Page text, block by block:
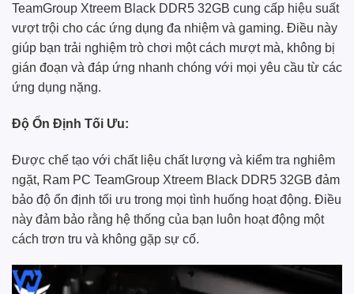
TeamGroup Xtreem Black DDR5 32GB cung cấp hiệu suất
vượt trội cho các ứng dụng đa nhiệm và gaming. Điều này
giúp bạn trải nghiệm trò chơi một cách mượt mà, không bị
gián đoạn và đáp ứng nhanh chóng với mọi yêu cầu từ các
ứng dụng nặng.
Độ Ổn Định Tối Ưu:
Được chế tạo với chất liệu chất lượng và kiểm tra nghiêm
ngặt, Ram PC TeamGroup Xtreem Black DDR5 32GB đảm
bảo độ ổn định tối ưu trong mọi tình huống hoạt động. Điều
này đảm bảo rằng hệ thống của bạn luôn hoạt động một
cách trơn tru và không gặp sự cố.